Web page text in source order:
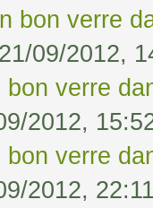
bon verre
09/2012,
bon verre
2012,
bon verre
2012,